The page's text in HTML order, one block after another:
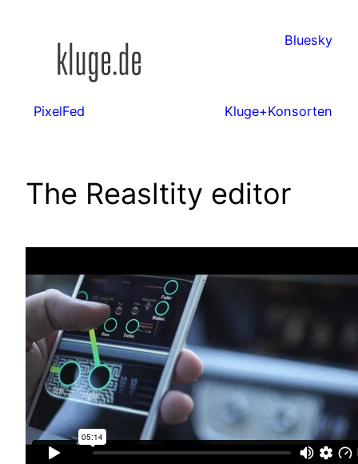
Bluesky
PixelFed Kluge+Konsorten
The Reasltity editor